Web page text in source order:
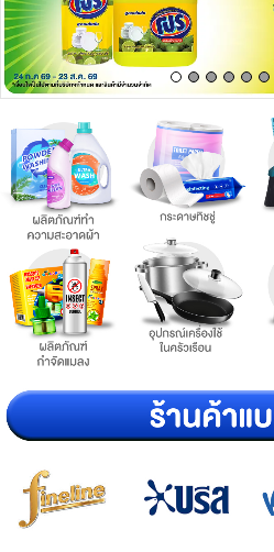
เครื่องดื่มและผงชงดื่ม
เครื่องปรุงรสและของแห้ง
ขนมขบเคี้ยว และช็อคโกแลต
อาหารสด ผัก ผลไม้และเบเกอรี่
มือถือ
พระเครื่อง test pop